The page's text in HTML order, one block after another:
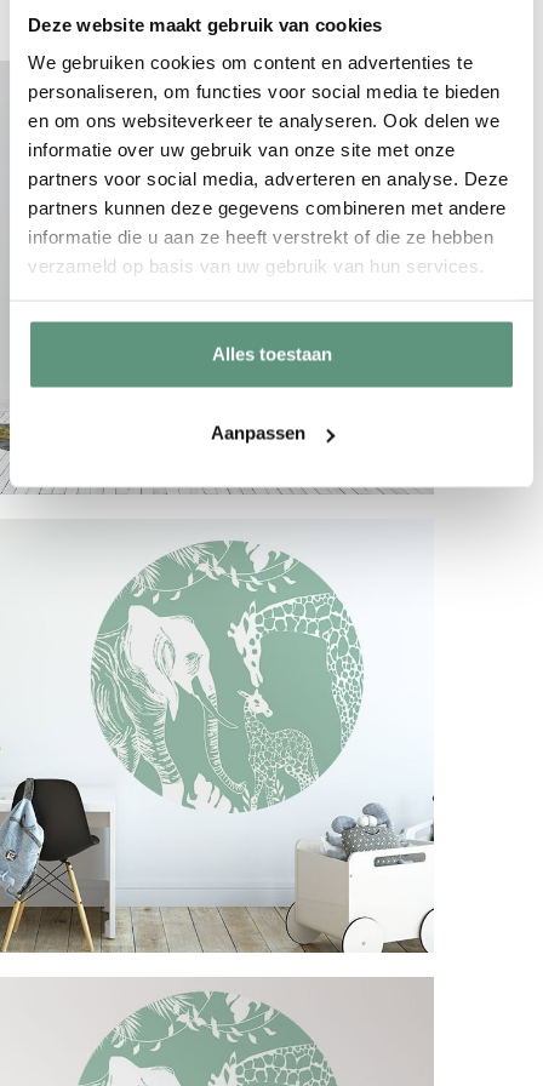
Deze website maakt gebruik van cookies
We gebruiken cookies om content en advertenties te
personaliseren, om functies voor social media te bieden
en om ons websiteverkeer te analyseren. Ook delen we
informatie over uw gebruik van onze site met onze
partners voor social media, adverteren en analyse. Deze
partners kunnen deze gegevens combineren met andere
informatie die u aan ze heeft verstrekt of die ze hebben
verzameld op basis van uw gebruik van hun services.
Alles toestaan
Aanpassen